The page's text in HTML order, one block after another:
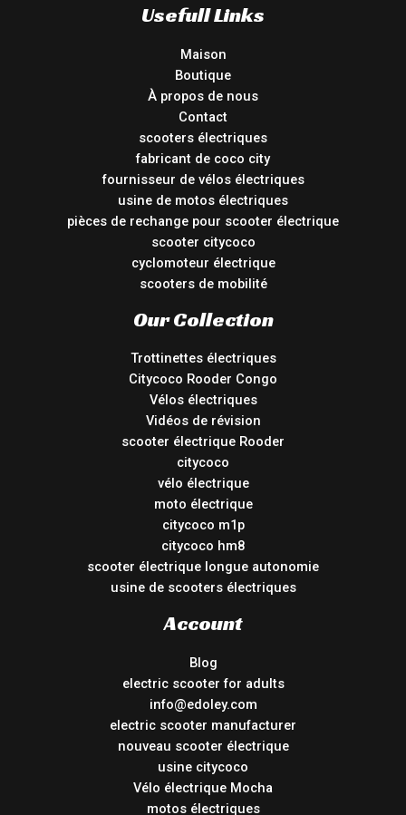
Usefull Links
Maison
Boutique
À propos de nous
Contact
scooters électriques
fabricant de coco city
fournisseur de vélos électriques
usine de motos électriques
pièces de rechange pour scooter électrique
scooter citycoco
cyclomoteur électrique
scooters de mobilité
Our Collection
Trottinettes électriques
Citycoco Rooder Congo
Vélos électriques
Vidéos de révision
scooter électrique Rooder
citycoco
vélo électrique
moto électrique
citycoco m1p
citycoco hm8
scooter électrique longue autonomie
usine de scooters électriques
Account
Blog
electric scooter for adults
info@edoley.com
electric scooter manufacturer
nouveau scooter électrique
usine citycoco
Vélo électrique Mocha
motos électriques